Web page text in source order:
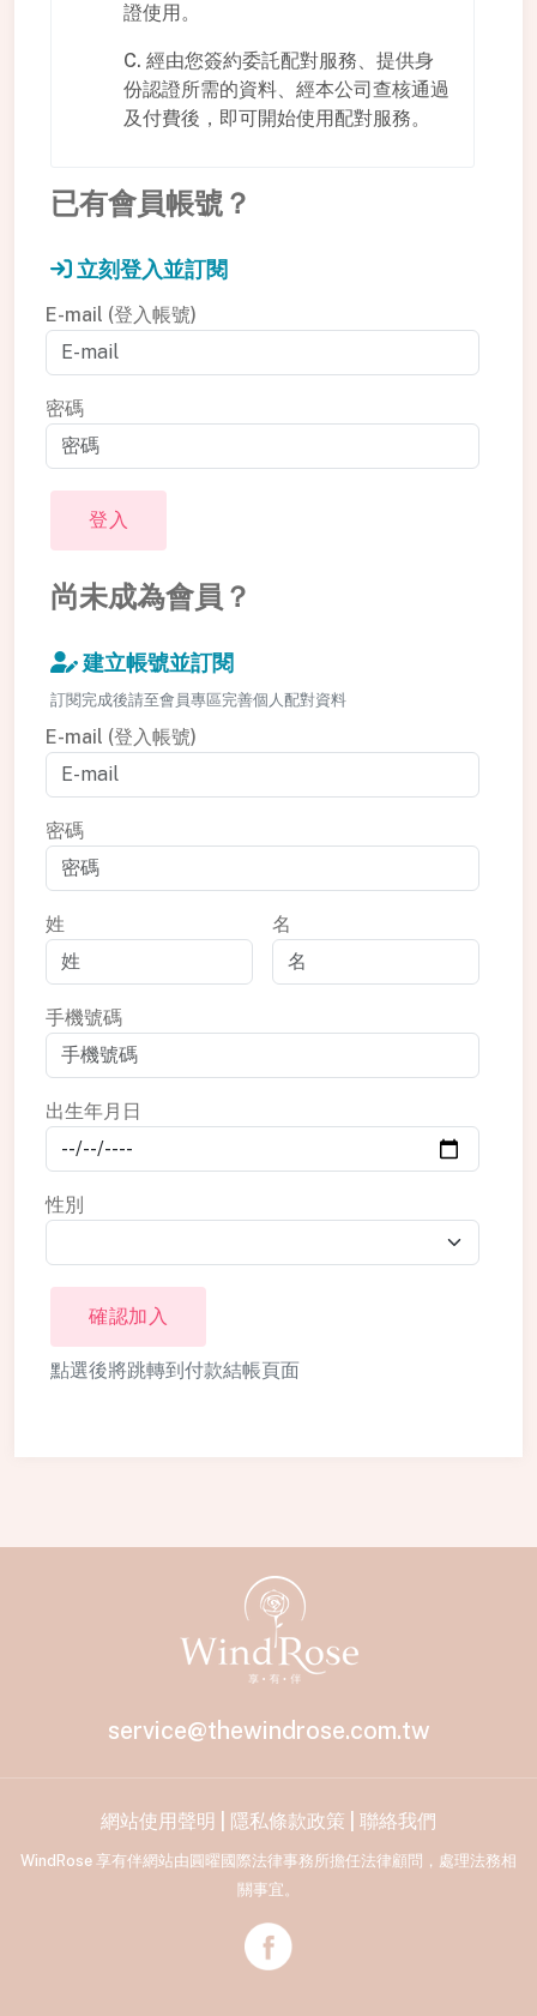
證使用。
C. 經由您簽約委託配對服務、提供身
份認證所需的資料、經本公司查核通過
及付費後，即可開始使用配對服務。
已有會員帳號？
立刻登入並訂閱
E-mail (登入帳號)
密碼
登入
尚未成為會員？
建立帳號並訂閱
訂閱完成後請至會員專區完善個人配對資料
E-mail (登入帳號)
密碼
姓 名
手機號碼
出生年月日
性別
確認加入
點選後將跳轉到付款結帳頁面
service@thewindrose.com.tw
網站使用聲明 隱私條款政策 聯絡我們
WindRose 享有伴網站由圓曜國際法律事務所擔任法律顧問，處理法務相
關事宜。